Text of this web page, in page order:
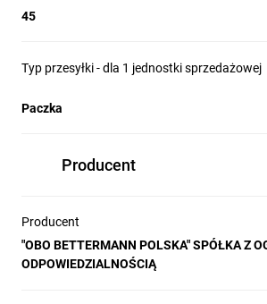
45
Typ przesyłki - dla 1 jednostki sprzedażowej
Paczka
Producent
Producent
"OBO BETTERMANN POLSKA" SPÓŁKA Z
ODPOWIEDZIALNOŚCIĄ